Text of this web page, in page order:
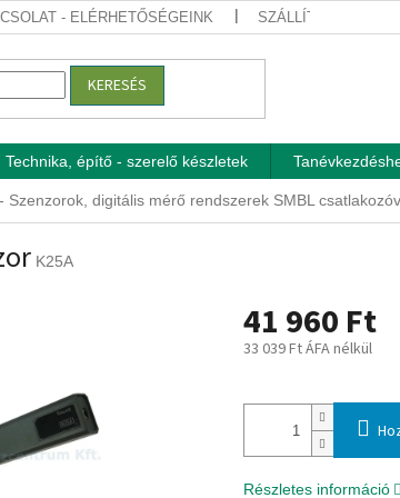
- ELÉRHETŐSÉGEINK SZÁLLÍTÁSI
KERESÉS
Technika, építő - szerelő készletek
Szenzorok, digitális mérő rendszerek SMBL
K25A
41 960 Ft
33 039 Ft ÁFA nélkül
Részletes információ